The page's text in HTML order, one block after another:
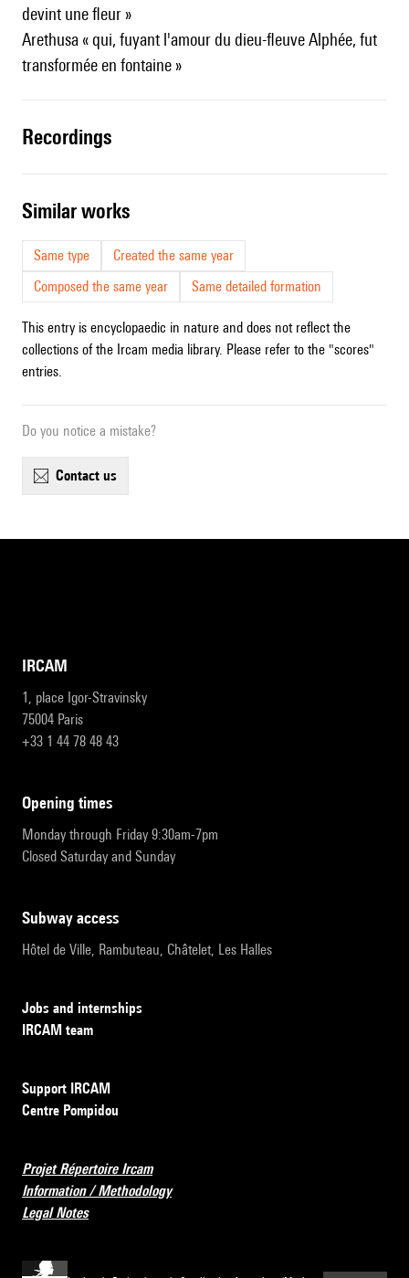
devint une fleur »
Arethusa « qui, fuyant l'amour du dieu-fleuve Alphée, fut
transformée en fontaine »
recordings
similar works
Same type
Created the same year
Composed the same year
Same detailed formation
This entry is encyclopaedic in nature and does not reflect the
collections of the Ircam media library. Please refer to the "scores"
entries.
Do you notice a mistake?
contact us
IRCAM
1, place Igor-Stravinsky
75004 Paris
+33 1 44 78 48 43
opening times
Monday through Friday 9:30am-7pm
Closed Saturday and Sunday
subway access
Hôtel de Ville, Rambuteau, Châtelet, Les Halles
Jobs and internships
IRCAM team
Support IRCAM
Centre Pompidou
Projet Répertoire Ircam
Information / Methodology
Legal Notes